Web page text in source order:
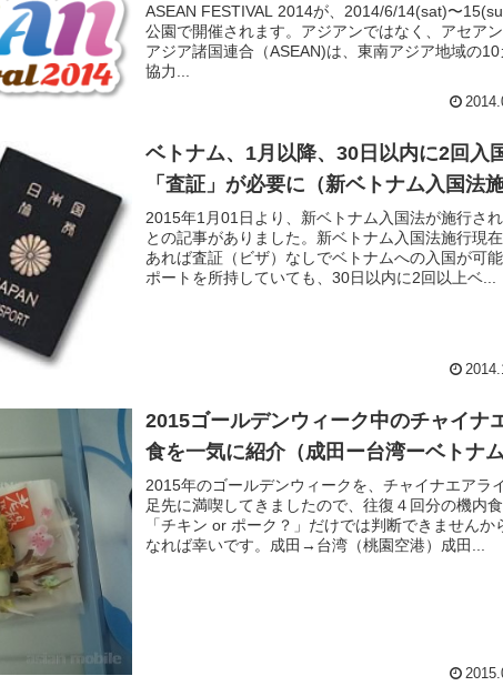
ASEAN FESTIVAL 2014が、2014/6/14(sat)〜
公園で開催されます。アジアンではなく、アセア
アジア諸国連合（ASEAN)は、東南アジア地域の
協力...
ベトナム、1月以降、30日以内に2回入
「査証」が必要に（新ベトナム入国法施
2015年1月01日より、新ベトナム入国法が施行さ
との記事がありました。新ベトナム入国法施行現
あれば査証（ビザ）なしでベトナムへの入国が可
ポートを所持していても、30日以内に2回以上ベ...
2015ゴールデンウィーク中のチャイナ
食を一気に紹介（成田ー台湾ーベトナム
2015年のゴールデンウィークを、チャイナエアラ
足先に満喫してきましたので、往復４回分の機内食
「チキン or ポーク？」だけでは判断できませんか
なれば幸いです。成田→台湾（桃園空港）成田...